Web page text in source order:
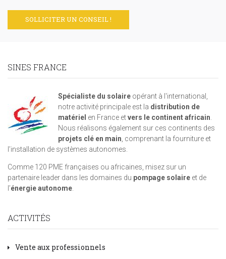
SOLLICITER UN CONSEIL !
SINES FRANCE
Spécialiste du solaire opérant à l'international,
notre activité principale est la distribution de
matériel en France etvers le continent africain
Nous réalisons également sur ces continents des
projets clé en main , comprenant la fourniture et
l’installation de systèmes autonomes.
Comme 120 PME françaises ou africaines, misez sur un
partenaire leader dans les domaines du pompage solaire et de
l’énergie autonome
ACTIVITÉS
Vente aux professionnels